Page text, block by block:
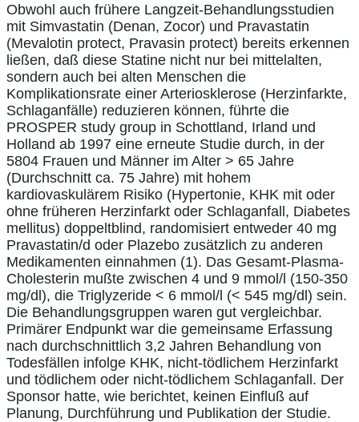
Obwohl auch frühere Langzeit-Behandlungsstudien
mit Simvastatin (Denan, Zocor) und Pravastatin
(Mevalotin protect, Pravasin protect) bereits erkennen
ließen, daß diese Statine nicht nur bei mittelalten,
sondern auch bei alten Menschen die
Komplikationsrate einer Arteriosklerose (Herzinfarkte,
Schlaganfälle) reduzieren können, führte die
PROSPER study group in Schottland, Irland und
Holland ab 1997 eine erneute Studie durch, in der
5804 Frauen und Männer im Alter > 65 Jahre
(Durchschnitt ca. 75 Jahre) mit hohem
kardiovaskulärem Risiko (Hypertonie, KHK mit oder
ohne früheren Herzinfarkt oder Schlaganfall, Diabetes
mellitus) doppeltblind, randomisiert entweder 40 mg
Pravastatin/d oder Plazebo zusätzlich zu anderen
Medikamenten einnahmen (1). Das Gesamt-Plasma-
Cholesterin mußte zwischen 4 und 9 mmol/l (150-350
mg/dl), die Triglyzeride < 6 mmol/l (< 545 mg/dl) sein.
Die Behandlungsgruppen waren gut vergleichbar.
Primärer Endpunkt war die gemeinsame Erfassung
nach durchschnittlich 3,2 Jahren Behandlung von
Todesfällen infolge KHK, nicht-tödlichem Herzinfarkt
und tödlichem oder nicht-tödlichem Schlaganfall. Der
Sponsor hatte, wie berichtet, keinen Einfluß auf
Planung, Durchführung und Publikation der Studie.